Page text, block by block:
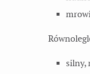
silny,